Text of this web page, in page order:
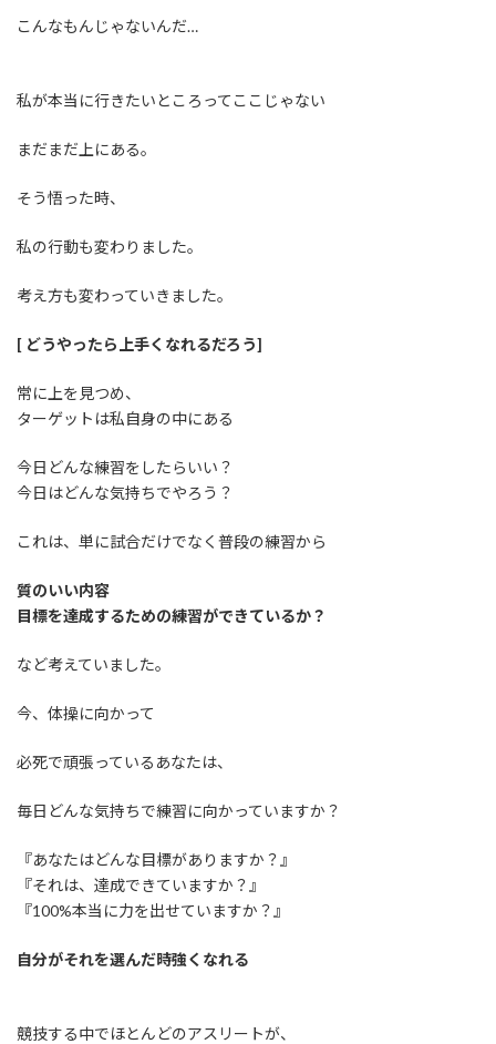
こんなもんじゃないんだ…
私が本当に行きたいところってここじゃない
まだまだ上にある。
そう悟った時、
私の行動も変わりました。
考え方も変わっていきました。
[ どうやったら上手くなれるだろう]
常に上を見つめ、
ターゲットは私自身の中にある
今日どんな練習をしたらいい？
今日はどんな気持ちでやろう？
これは、単に試合だけでなく普段の練習から
質のいい内容
目標を達成するための練習ができているか？
など考えていました。
今、体操に向かって
必死で頑張っているあなたは、
毎日どんな気持ちで練習に向かっていますか？
『あなたはどんな目標がありますか？』
『それは、達成できていますか？』
『100%本当に力を出せていますか？』
自分がそれを選んだ時強くなれる
競技する中でほとんどのアスリートが、